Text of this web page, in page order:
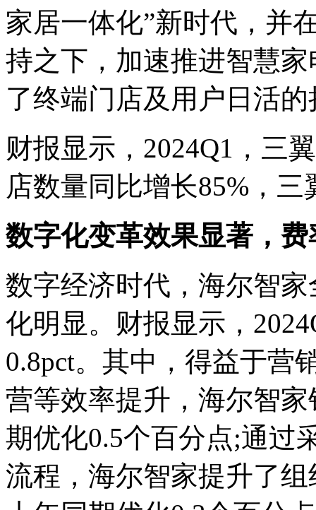
家居一体化”新时代，并
持之下，加速推进智慧
了终端门店及用户日活
财报显示，2024Q1，三
店数量同比增长85%，
数字化变革效果显著，
数字经济时代，海尔智
化明显。财报显示，
0.8pct。其中，得益于营
营等效率提升，海尔智
期优化0.5个百分点;通过
流程，海尔智家提升了